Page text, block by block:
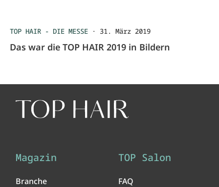
TOP HAIR - DIE MESSE · 31. März 2019
Das war die TOP HAIR 2019 in Bildern
Magazin
Branche
TOP Salon
FAQ